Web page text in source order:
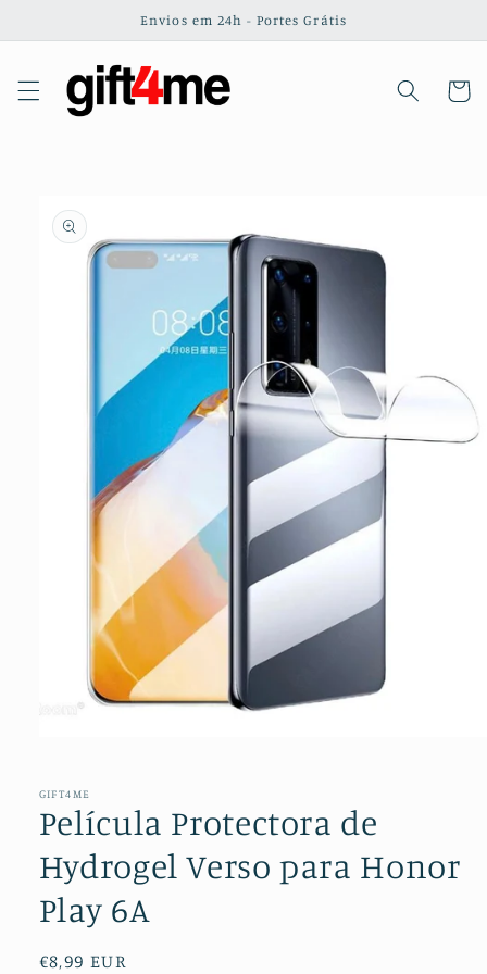
conteúdo
Envios em 24h - Portes Grátis
informação
do produto
1
modal
GIFT4ME
Película Protectora de
Hydrogel Verso para Honor
Play 6A
Preço
€8,99 EUR